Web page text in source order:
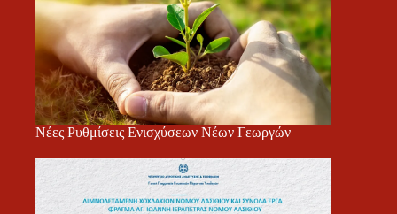
Νέες Ρυθμίσεις Ενισχύσεων Νέων Γεωργών